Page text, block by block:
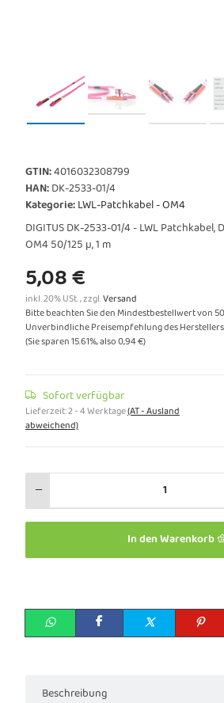
GTIN:4016032308799
HAN:DK-2533-01/4
Kategorie:LWL-Patchkabel - OM4
DIGITUS DK-2533-01/4 - LWL Patchkabel,
OM4 50/125 µ, 1 m
5,08 €
inkl. 20% USt. , zzgl.Versand
Bitte beachten Sie den Mindestbestellwert von 50
Unverbindliche Preisempfehlung des Herstellers
(Sie sparen15.61%, also0,94 €)
Sofort verfügbar
Lieferzeit:2 - 4 Werktage(AT - Ausland
abweichend)
In den Warenkorb
Beschreibung